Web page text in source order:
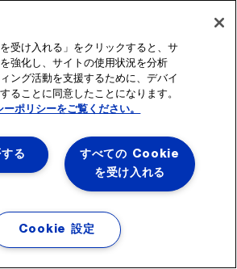
Datasheet
3D
150
Datasheet
3D
A
受け入れる」をクリックすると、サ
強化し、サイトの使用状況を分析
ング活動を支援するために、デバイ
ることに同意したことになります。
ポリシーをご覧ください。
すべての Cookie
を受け入れる
る
Cookie 設定